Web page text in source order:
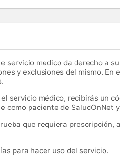
servicio médico da derecho a
y exclusiones del mismo. En
servicio médico, recibirás un
como paciente de SaludOnNet
que requiera prescripción,
para hacer uso del servicio.